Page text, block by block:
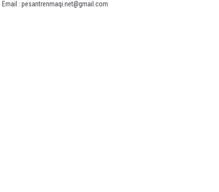
Email : pesantrenmaqi.net@gmail.com